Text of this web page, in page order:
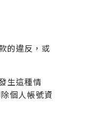
的違反，或
生這種情
個人帳號資